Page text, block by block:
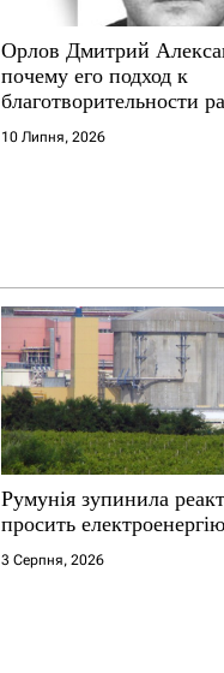
Орлов Дмитрий
почему его подход к
благотворительности
где другие не
10 Липня, 2026
Румунія зупинила
просить
3 Серпня, 2026